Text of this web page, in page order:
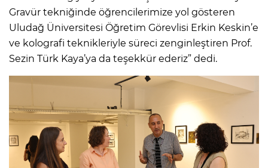
Gravür tekniğinde öğrencilerimize yol gösteren
Uludağ Üniversitesi Öğretim Görevlisi Erkin Keskin’e
ve kolografi teknikleriyle süreci zenginleştiren Prof.
Sezin Türk Kaya’ya da teşekkür ederiz” dedi.